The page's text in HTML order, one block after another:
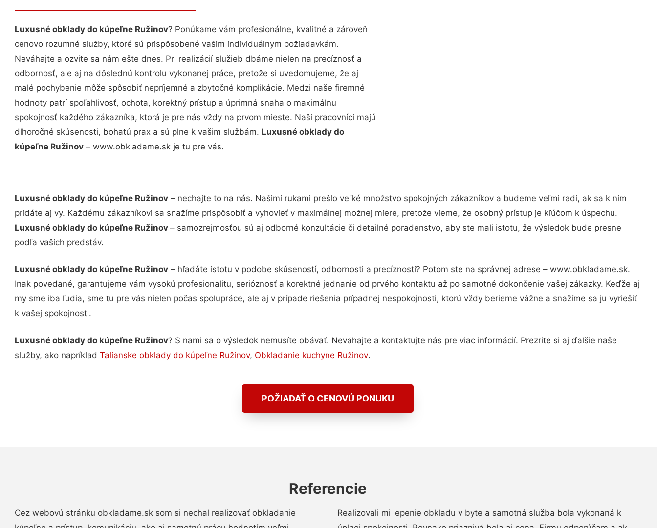
Luxusné obklady do kúpeľne Ružinov? Ponúkame vám profesionálne, kvalitné a zároveň
cenovo rozumné služby, ktoré sú prispôsobené vašim individuálnym požiadavkám.
Neváhajte a ozvite sa nám ešte dnes. Pri realizácií služieb dbáme nielen na precíznosť a
odbornosť, ale aj na dôslednú kontrolu vykonanej práce, pretože si uvedomujeme, že aj
malé pochybenie môže spôsobiť nepríjemné a zbytočné komplikácie. Medzi naše firemné
hodnoty patrí spoľahlivosť, ochota, korektný prístup a úprimná snaha o maximálnu
spokojnosť každého zákazníka, ktorá je pre nás vždy na prvom mieste. Naši pracovníci majú
dlhoročné skúsenosti, bohatú prax a sú plne k vašim službám. Luxusné obklady do
kúpeľne Ružinov – www.obkladame.sk je tu pre vás.
Luxusné obklady do kúpeľne Ružinov – nechajte to na nás. Našimi rukami prešlo veľké množstvo spokojných zákazníkov a budeme veľmi radi, ak sa k nim
pridáte aj vy. Každému zákazníkovi sa snažíme prispôsobiť a vyhovieť v maximálnej možnej miere, pretože vieme, že osobný prístup je kľúčom k úspechu.
Luxusné obklady do kúpeľne Ružinov – samozrejmosťou sú aj odborné konzultácie či detailné poradenstvo, aby ste mali istotu, že výsledok bude presne
podľa vašich predstáv.
Luxusné obklady do kúpeľne Ružinov – hľadáte istotu v podobe skúseností, odbornosti a precíznosti? Potom ste na správnej adrese – www.obkladame.sk.
Inak povedané, garantujeme vám vysokú profesionalitu, serióznosť a korektné jednanie od prvého kontaktu až po samotné dokončenie vašej zákazky. Keďže aj
my sme iba ľudia, sme tu pre vás nielen počas spolupráce, ale aj v prípade riešenia prípadnej nespokojnosti, ktorú vždy berieme vážne a snažíme sa ju vyriešiť
k vašej spokojnosti.
Luxusné obklady do kúpeľne Ružinov? S nami sa o výsledok nemusíte obávať. Neváhajte a kontaktujte nás pre viac informácií. Prezrite si aj ďalšie naše
služby, ako napríklad Talianske obklady do kúpeľne Ružinov, Obkladanie kuchyne Ružinov.
POŽIADAŤ O CENOVÚ PONUKU
Referencie
Cez webovú stránku obkladame.sk som si nechal realizovať obkladanie
Realizovali mi lepenie obkladu v byte a samotná služba bola vykonaná k